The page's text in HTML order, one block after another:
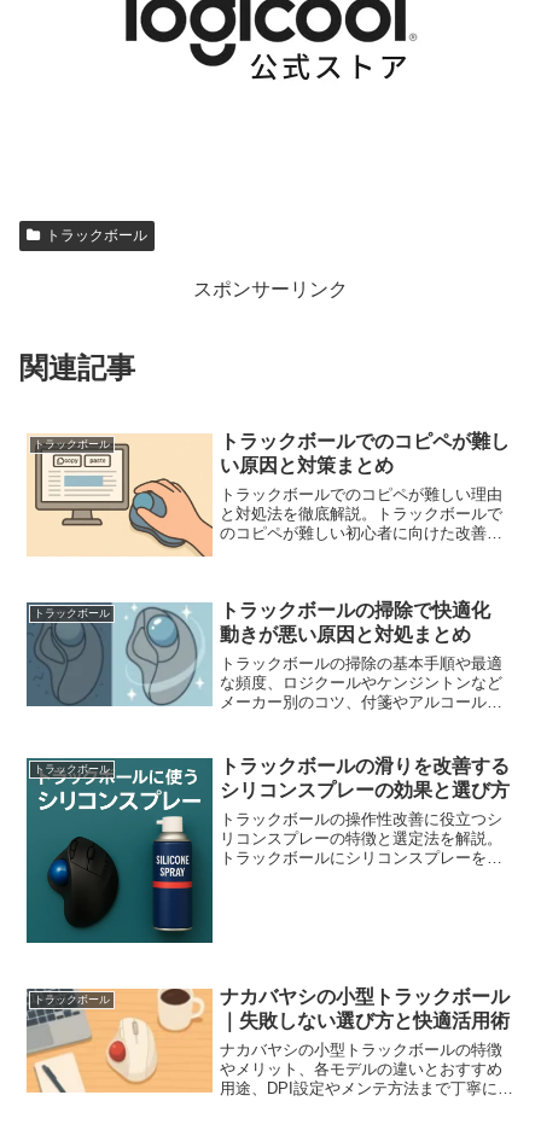
トラックボール
スポンサーリンク
関連記事
トラックボール
トラックボールでのコピペが難し
い原因と対策まとめ
トラックボールでのコピペが難しい理由
と対処法を徹底解説。トラックボールで
のコピペが難しい初心者に向けた改善策
トラックボール
トラックボールの掃除で快適化
動きが悪い原因と対処まとめ
トラックボールの掃除の基本手順や最適
な頻度、ロジクールやケンジントンなど
メーカー別のコツ、付箋やアルコール使
道具選びやトラブル対処も押さえつつ、
快適で衛生的な作業環境を整えたい初心
者にもおすすめ。
トラックボール
トラックボールの滑りを改善する
シリコンスプレーの効果と選び方
トラックボールの操作性改善に役立つシ
リコンスプレーの特徴と選定法を解説。
トラックボールにシリコンスプレーを使
トラックボール
ナカバヤシの小型トラックボール
｜失敗しない選び方と快適活用術
ナカバヤシの小型トラックボールの特徴
やメリット、各モデルの違いとおすすめ
用途、DPI設定やメンテ方法まで丁寧に解